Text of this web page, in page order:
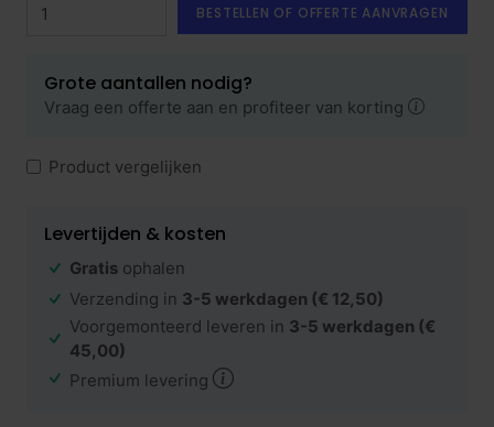
BESTELLEN OF OFFERTE AANVRAGEN
Grote aantallen nodig?
Vraag een offerte aan en profiteer van korting
Product vergelijken
Levertijden & kosten
Gratis ophalen
Verzending in 3-5 werkdagen (€ 12,50)
Voorgemonteerd leveren in 3-5 werkdagen (€
45,00)
Premium levering